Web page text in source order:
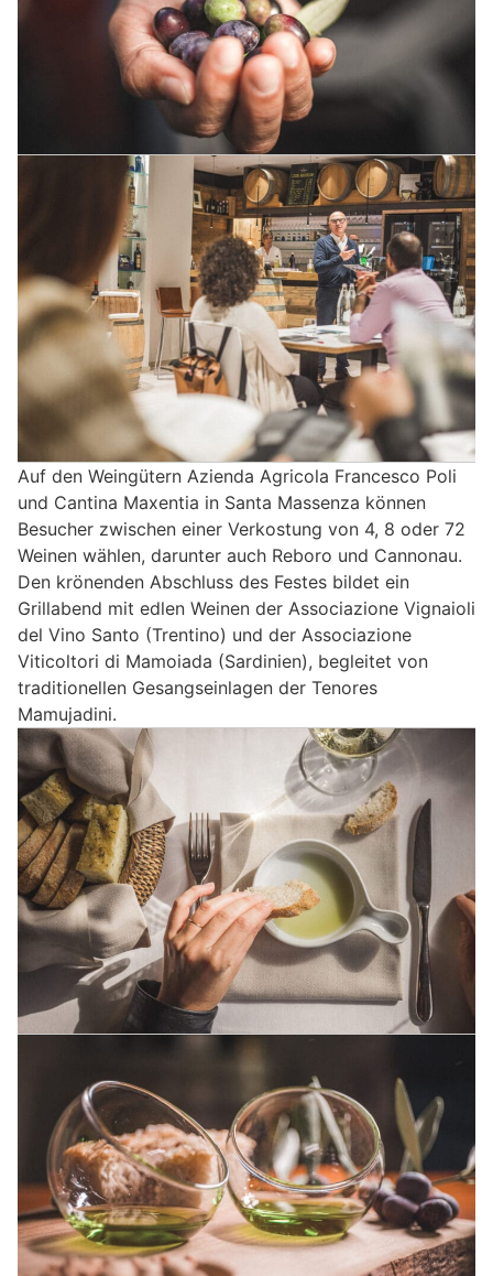
Auf den Weingütern Azienda Agricola Francesco Poli
und Cantina Maxentia in Santa Massenza können
Besucher zwischen einer Verkostung von 4, 8 oder 72
Weinen wählen, darunter auch Reboro und Cannonau.
Den krönenden Abschluss des Festes bildet ein
Grillabend mit edlen Weinen der Associazione Vignaioli
del Vino Santo (Trentino) und der Associazione
Viticoltori di Mamoiada (Sardinien), begleitet von
traditionellen Gesangseinlagen der Tenores
Mamujadini.